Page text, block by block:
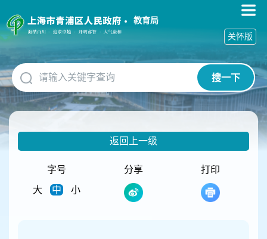
障
碍
作
说
明
跳
到
网
教育局
搜一下
关怀版
返回上一级
字号
大
中 小
分享 打印